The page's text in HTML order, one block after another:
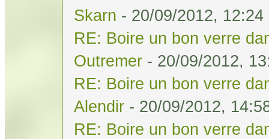
Skarn - 20/09/2012, 12:24
RE: Boire un bon verre
Outremer - 20/09/2012,
RE: Boire un bon verre
Alendir - 20/09/2012,
RE: Boire un bon verre